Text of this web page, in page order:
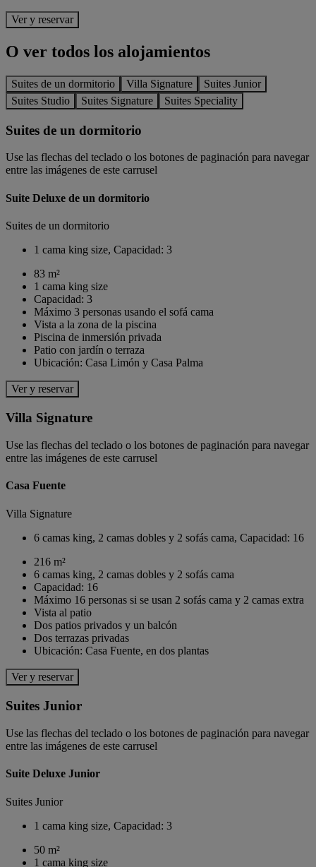
Ver y reservar
O ver todos los alojamientos
Suites de un dormitorio Villa Signature
Suites Junior
Suites Studio
Suites Signature Suites Speciality
Suites de un dormitorio
Use las flechas del teclado o los botones de paginación para navegar
entre las imágenes de este carrusel
Suite Deluxe de un dormitorio
Suites de un dormitorio
1 cama king size, Capacidad: 3
83 m²
1 cama king size
Capacidad: 3
Máximo 3 personas usando el sofá cama
Vista a la zona de la piscina
Piscina de inmersión privada
Patio con jardín o terraza
Ubicación: Casa Limón y Casa Palma
Ver y reservar
Villa Signature
Use las flechas del teclado o los botones de paginación para navegar
entre las imágenes de este carrusel
Casa Fuente
Villa Signature
6 camas king, 2 camas dobles y 2 sofás cama, Capacidad: 16
216 m²
6 camas king, 2 camas dobles y 2 sofás cama
Capacidad: 16
Máximo 16 personas si se usan 2 sofás cama y 2 camas extra
Vista al patio
Dos patios privados y un balcón
Dos terrazas privadas
Ubicación: Casa Fuente, en dos plantas
Ver y reservar
Suites Junior
Use las flechas del teclado o los botones de paginación para navegar
entre las imágenes de este carrusel
Suite Deluxe Junior
Suites Junior
1 cama king size, Capacidad: 3
50 m²
1 cama king size